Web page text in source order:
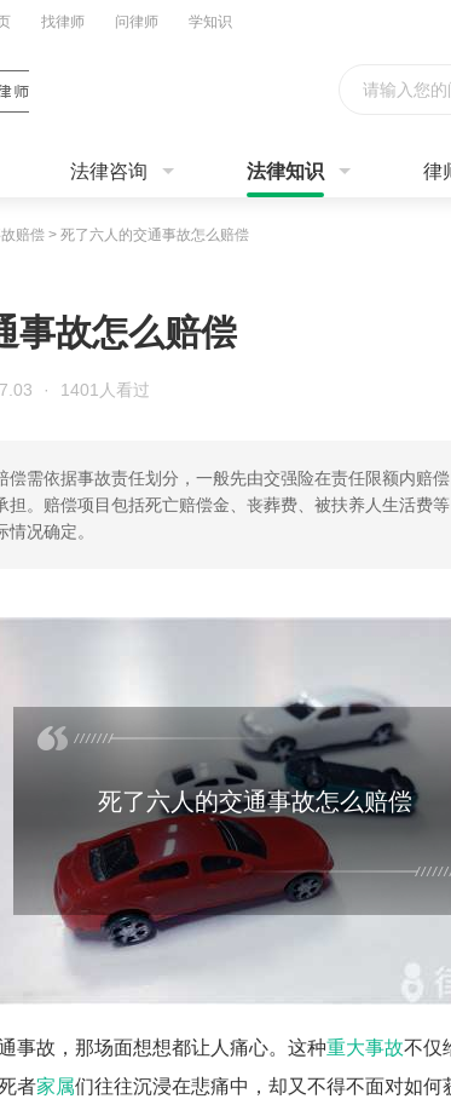
找律师 问律师 学知识
请输入您
法律咨询 法律知识 律
赔偿 > 死了六人的交通事故怎么赔偿
事故怎么赔偿
· 1401人看过
偿需依据事故责任划分，一般先由交强险在责任限额内赔
担。赔偿项目包括死亡赔偿金、丧葬费、被扶养人生活费
况确定。
死了六人的交通事故怎么赔偿
事故，那场面想想都让人痛心。这种重大事故不仅
者家属们往往沉浸在悲痛中，却又不得不面对如